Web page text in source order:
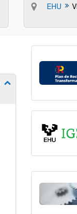
EHU
Mostrar/ocultar